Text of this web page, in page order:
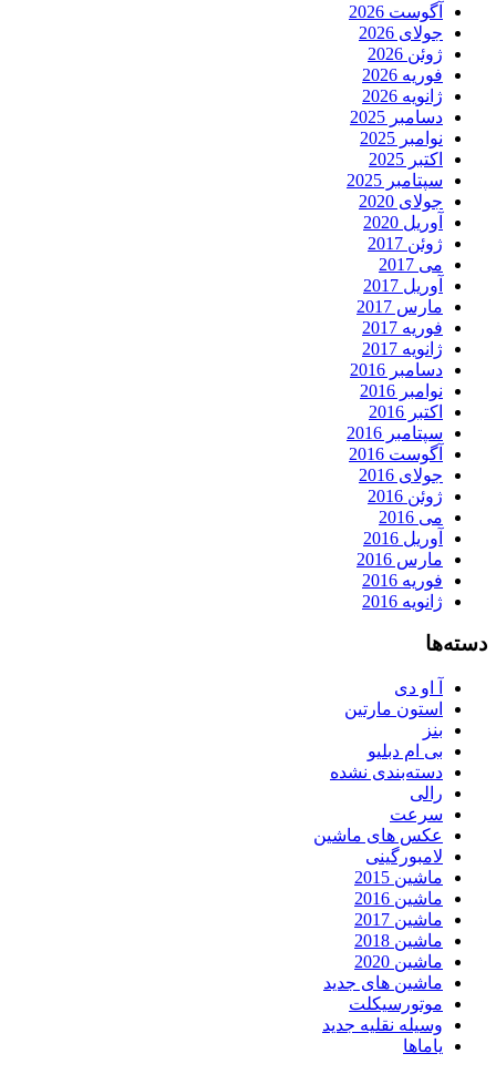
آگوست 2026
جولای 2026
ژوئن 2026
فوریه 2026
ژانویه 2026
دسامبر 2025
نوامبر 2025
اکتبر 2025
سپتامبر 2025
جولای 2020
آوریل 2020
ژوئن 2017
می 2017
آوریل 2017
مارس 2017
فوریه 2017
ژانویه 2017
دسامبر 2016
نوامبر 2016
اکتبر 2016
سپتامبر 2016
آگوست 2016
جولای 2016
ژوئن 2016
می 2016
آوریل 2016
مارس 2016
فوریه 2016
ژانویه 2016
دسته‌ها
آ او دی
استون مارتین
بنز
بی ام دبلیو
دسته‌بندی نشده
رالی
سرعت
عکس های ماشین
لامبورگینی
ماشین 2015
ماشین 2016
ماشین 2017
ماشین 2018
ماشین 2020
ماشین های جدید
موتورسیکلت
وسیله نقلیه جدید
یاماها